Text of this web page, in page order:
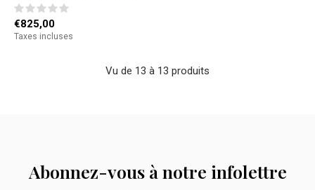
€825,00
Taxes incluses
Vu de 13 à 13 produits
Abonnez-vous à notre infolettre